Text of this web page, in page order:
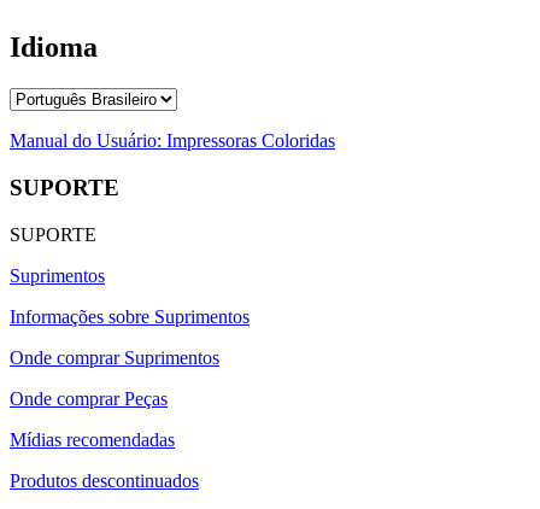
Idioma
Manual do Usuário: Impressoras Coloridas
SUPORTE
SUPORTE
Suprimentos
Informações sobre Suprimentos
Onde comprar Suprimentos
Onde comprar Peças
Mídias recomendadas
Produtos descontinuados